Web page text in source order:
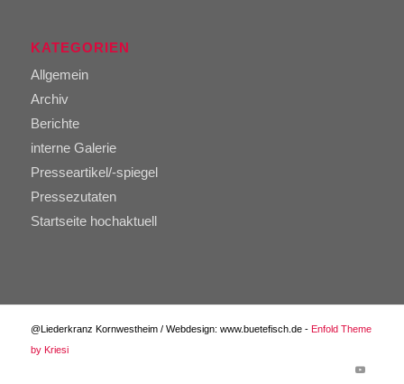
KATEGORIEN
Allgemein
Archiv
Berichte
interne Galerie
Presseartikel/-spiegel
Pressezutaten
Startseite hochaktuell
@Liederkranz Kornwestheim / Webdesign: www.buetefisch.de - Enfold Theme
by Kriesi